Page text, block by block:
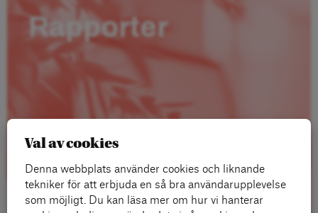
Rapporter
Val av cookies
Denna webbplats använder cookies och liknande
tekniker för att erbjuda en så bra användarupplevelse
som möjligt. Du kan läsa mer om hur vi hanterar